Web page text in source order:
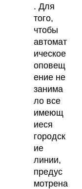
. Для
того,
чтобы
автомат
ическое
оповещ
ение не
занима
ло все
имеющ
иеся
городск
ие
линии,
предус
мотрена